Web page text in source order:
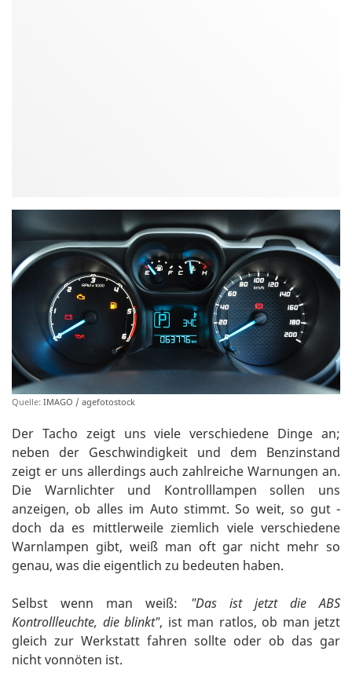
Quelle: IMAGO / agefotostock
Der Tacho zeigt uns viele verschiedene Dinge an;
neben der Geschwindigkeit und dem Benzinstand
zeigt er uns allerdings auch zahlreiche Warnungen an.
Die Warnlichter und Kontrolllampen sollen uns
anzeigen, ob alles im Auto stimmt. So weit, so gut -
doch da es mittlerweile ziemlich viele verschiedene
Warnlampen gibt, weiß man oft gar nicht mehr so
genau, was die eigentlich zu bedeuten haben.
Selbst wenn man weiß: "Das ist jetzt die ABS
Kontrollleuchte, die blinkt", ist man ratlos, ob man jetzt
gleich zur Werkstatt fahren sollte oder ob das gar
nicht vonnöten ist.